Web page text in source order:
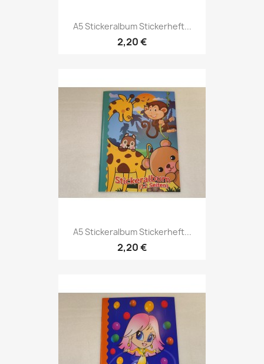
A5 Stickeralbum Stickerheft...
2,20 €
A5 Stickeralbum Stickerheft...
2,20 €